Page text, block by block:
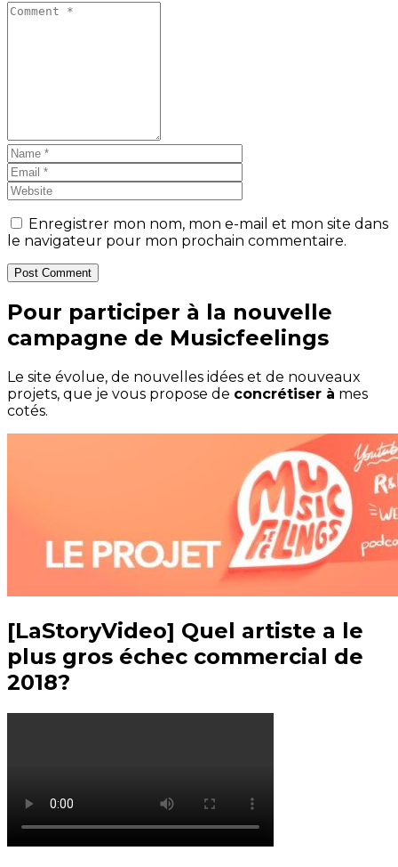
Enregistrer mon nom, mon e-mail et mon site dans
le navigateur pour mon prochain commentaire.
Post Comment
Pour participer à la nouvelle
campagne de Musicfeelings
Le site évolue, de nouvelles idées et de nouveaux
projets, que je vous propose de concrétiser à mes
cotés.
[LaStoryVideo] Quel artiste a le
plus gros échec commercial de
2018?